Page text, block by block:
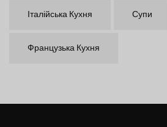
Італійська Кухня Супи
Французька Кухня